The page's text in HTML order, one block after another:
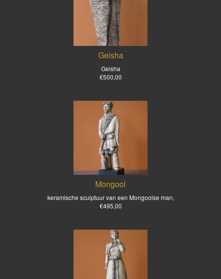
Geisha
Geisha
€500,00
Mongool
keramische sculptuur van een Mongoolse man,
€495,00